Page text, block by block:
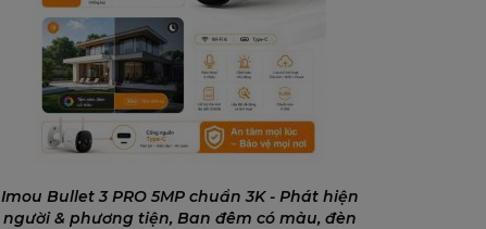
Imou Bullet 3 PRO 5MP chuẩn 3K - Phát hiện
người & phương tiện, Ban đêm có màu, đèn